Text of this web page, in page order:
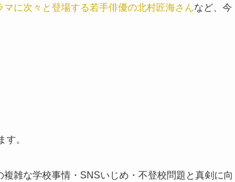
マに次々と登場する若手俳優の北村匠海さんなど、今
。
雑な学校事情・SNSいじめ・不登校問題と真剣に向